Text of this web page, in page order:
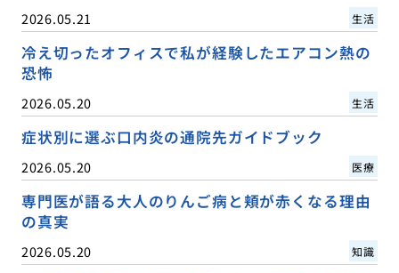
2026.05.21 生活
冷え切ったオフィスで私が経験したエアコン熱の
恐怖
2026.05.20 生活
症状別に選ぶ口内炎の通院先ガイドブック
2026.05.20 医療
専門医が語る大人のりんご病と頬が赤くなる理由
の真実
2026.05.20 知識